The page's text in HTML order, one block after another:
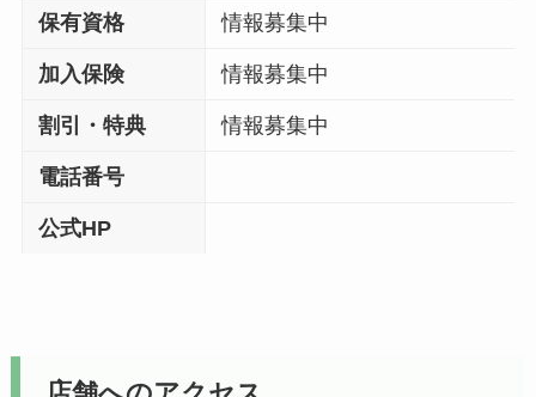
保有資格 情報募集中
加入保険 情報募集中
割引・特典 情報募集中
電話番号
公式HP